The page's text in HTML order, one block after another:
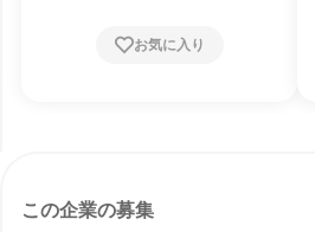
お気に入り
この企業の募集